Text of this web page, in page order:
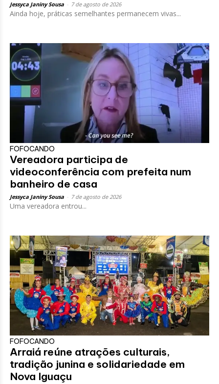
Jessyca Janiny Sousa 7 de agosto de 2026
Ainda hoje, práticas semelhantes permanecem vivas...
FOFOCANDO
Vereadora participa de
videoconferência com prefeita num
banheiro de casa
Jessyca Janiny Sousa 7 de agosto de 2026
Uma vereadora entrou...
FOFOCANDO
Arraiá reúne atrações culturais,
tradição junina e solidariedade em
Nova Iguaçu